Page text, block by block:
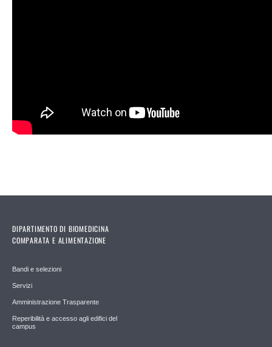
DIPARTIMENTO DI BIOMEDICINA
COMPARATA E ALIMENTAZIONE
Bandi e selezioni
Servizi
Amministrazione Trasparente
Reperibilità e accesso agli edifici del
campus